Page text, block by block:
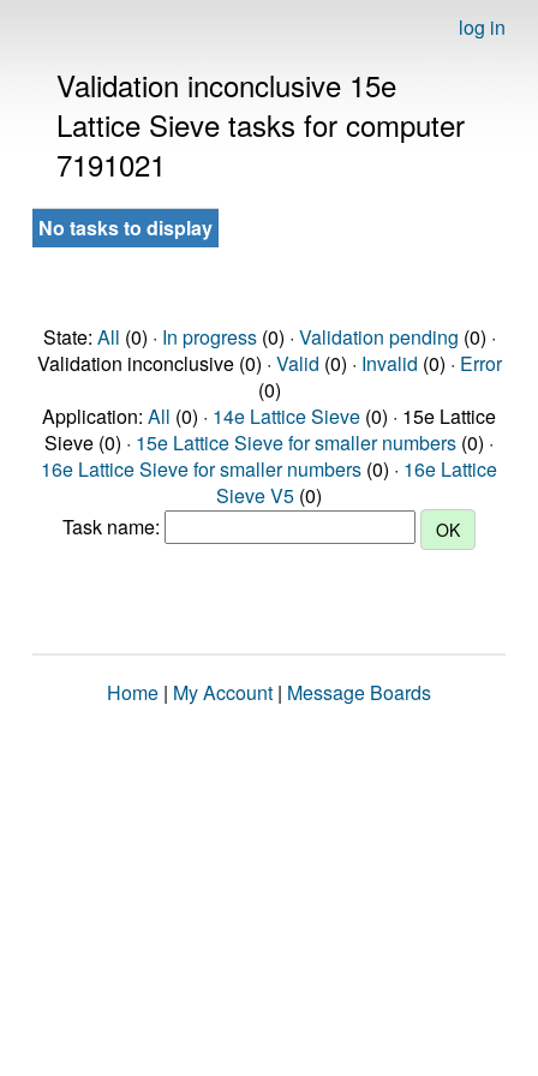
log in
Validation inconclusive 15e
Lattice Sieve tasks for computer
7191021
No tasks to display
State: All (0) · In progress(0) · Validation pending (0) ·
Validation inconclusive (0) · Valid (0) · Invalid (0) · Error
(0)
Application: All (0) · 14e Lattice Sieve (0) · 15e Lattice
Sieve (0) · 15e Lattice Sieve for smaller numbers (0) ·
16e Lattice Sieve for smaller numbers (0) · 16e Lattice
Sieve V5 (0)
Task name:
Home | My Account | Message Boards